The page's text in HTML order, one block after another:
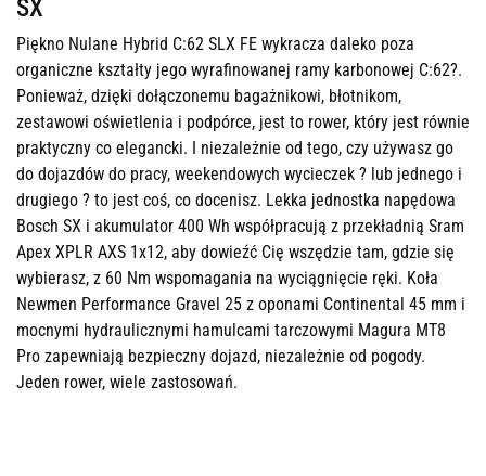
SX
Piękno Nulane Hybrid C:62 SLX FE wykracza daleko poza
organiczne kształty jego wyrafinowanej ramy karbonowej C:62?.
Ponieważ, dzięki dołączonemu bagażnikowi, błotnikom,
zestawowi oświetlenia i podpórce, jest to rower, który jest równie
praktyczny co elegancki. I niezależnie od tego, czy używasz go
do dojazdów do pracy, weekendowych wycieczek ? lub jednego i
drugiego ? to jest coś, co docenisz. Lekka jednostka napędowa
Bosch SX i akumulator 400 Wh współpracują z przekładnią Sram
Apex XPLR AXS 1x12, aby dowieźć Cię wszędzie tam, gdzie się
wybierasz, z 60 Nm wspomagania na wyciągnięcie ręki. Koła
Newmen Performance Gravel 25 z oponami Continental 45 mm i
mocnymi hydraulicznymi hamulcami tarczowymi Magura MT8
Pro zapewniają bezpieczny dojazd, niezależnie od pogody.
Jeden rower, wiele zastosowań.